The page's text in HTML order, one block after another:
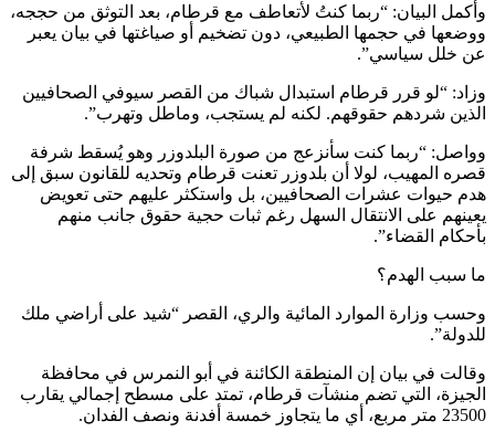
وأكمل البيان: “ربما كنتُ لأتعاطف مع قرطام، بعد التوثق من حججه،
ووضعها في حجمها الطبيعي، دون تضخيم أو صياغتها في بيان يعبر
عن خلل سياسي”.
وزاد: “لو قرر قرطام استبدال شباك من القصر سيوفي الصحافيين
الذين شردهم حقوقهم. لكنه لم يستجب، وماطل وتهرب”.
وواصل: “ربما كنت سأنزعج من صورة البلدوزر وهو يُسقط شرفة
قصره المهيب، لولا أن بلدوزر تعنت قرطام وتحديه للقانون سبق إلى
هدم حيوات عشرات الصحافيين، بل واستكثر عليهم حتى تعويض
يعينهم على الانتقال السهل رغم ثبات حجية حقوق جانب منهم
بأحكام القضاء”.
ما سبب الهدم؟
وحسب وزارة الموارد المائية والري، القصر “شيد على أراضي ملك
للدولة”.
وقالت في بيان إن المنطقة الكائنة في أبو النمرس في محافظة
الجيزة، التي تضم منشآت قرطام، تمتد على مسطح إجمالي يقارب
23500 متر مربع، أي ما يتجاوز خمسة أفدنة ونصف الفدان.